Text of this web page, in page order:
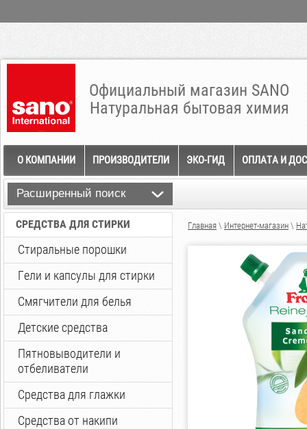
Официальный магазин SANO
Натуральная бытовая химия
О КОМПАНИИ ПРОИЗВОДИТЕЛИ ЭКО-ГИД ОПЛАТА И
Расширенный поиск
СРЕДСТВА ДЛЯ СТИРКИ
Стиральные порошки
Гели и капсулы для стирки
Смягчители для белья
Детские средства
Пятновыводители и
отбеливатели
Средства для глажки
Средства от накипи
Главная \ Интернет-магазин \